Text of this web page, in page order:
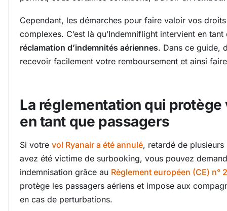
Cependant, les démarches pour faire valoir vos droits
complexes. C’est là qu’Indemniflight intervient en
réclamation d’indemnités aériennes. Dans ce guide,
recevoir facilement votre remboursement et ainsi
La réglementation qui protège
en tant que passagers
Si votre vol Ryanair a été annulé, retardé de
avez été victime de surbooking, vous pouvez
indemnisation grâce au Règlement européen (CE) n°
protège les passagers aériens et impose aux
en cas de perturbations.